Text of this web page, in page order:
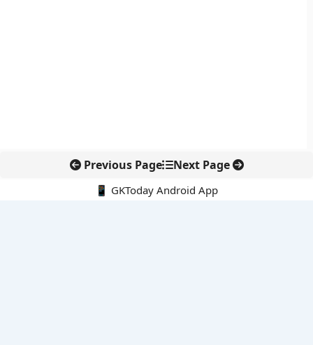
Previous Page Next Page
📱 GKToday Android App